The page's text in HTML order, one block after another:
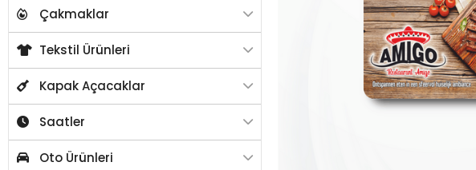
Çakmaklar
Tekstil Ürünleri
Kapak Açacaklar
Saatler
Oto Ürünleri